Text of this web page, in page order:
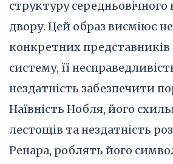
структуру середньовічного
двору. Цей образ висміює
конкретних представників
систему, її
нездатність забезпечити
Наївність Нобля, його
лестощів та нездатність
Ренара, роблять його